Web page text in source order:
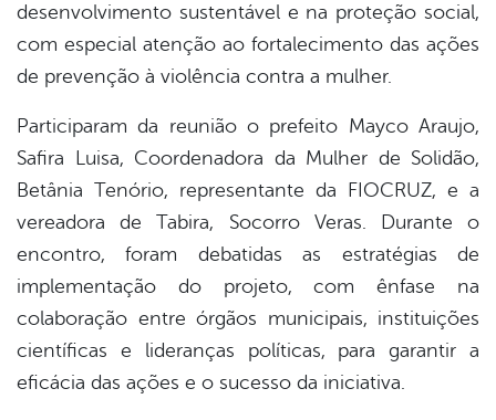
desenvolvimento sustentável e na proteção social,
com especial atenção ao fortalecimento das ações
de prevenção à violência contra a mulher.
Participaram da reunião o prefeito Mayco Araujo,
Safira Luisa, Coordenadora da Mulher de Solidão,
Betânia Tenório, representante da FIOCRUZ, e a
vereadora de Tabira, Socorro Veras. Durante o
encontro, foram debatidas as estratégias de
implementação do projeto, com ênfase na
colaboração entre órgãos municipais, instituições
científicas e lideranças políticas, para garantir a
eficácia das ações e o sucesso da iniciativa.